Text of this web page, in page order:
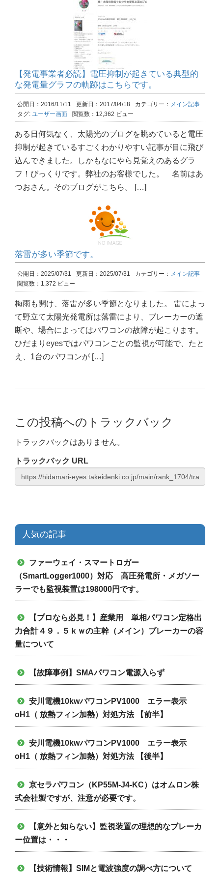
【発電事業者必読】電圧抑制が起きている典型的
な発電量グラフの軌跡はこちらです。
公開日：2016/11/11 更新日：2017/04/18 カテゴリー： メイン記事
タグ: ユーザー画面 閲覧数：12,362 ビュー
ある日何気なく、太陽光のブログを眺めていると電圧
抑制が起きているすごくわかりやすい記事が目に飛び
込んできました。しかもなにやら見覚えのあるグラ
フ！びっくりです。弊社のお客様でした。 名前はあ
つおさん。そのブログがこちら。 […]
落雷が多い季節です。
公開日：2025/07/31 更新日：2025/07/31 カテゴリー： メイン記事
閲覧数：1,372 ビュー
梅雨も開け、落雷が多い季節となりました。 雷によっ
て野立て太陽光発電所は落雷により、ブレーカーの遮
断や、場合によってはパワコンの故障が起こります。
ひだまりeyesではパワコンごとの監視が可能で、たと
え、1台のパワコンが […]
この投稿へのトラックバック
トラックバックはありません。
トラックバック URL
人気の記事
ファーウェイ・スマートロガー
（SmartLogger1000）対応 高圧発電所・メガソー
ラーでも監視装置は198000円です。
【プロなら必見！】産業用 単相パワコン定格出
力合計４９．５ｋｗの主幹（メイン）ブレーカーの容
量について
【故障事例】SMAパワコン電源入らず
安川電機10kwパワコンPV1000 エラー表示
oH1（ 放熱フィン加熱）対処方法 【前半】
安川電機10kwパワコンPV1000 エラー表示
oH1（ 放熱フィン加熱）対処方法 【後半】
京セラパワコン（KP55M-J4-KC）はオムロン株
式会社製ですが、注意が必要です。
【意外と知らない】監視装置の理想的なブレーカ
ー位置は・・・
【技術情報】SIMと電波強度の調べ方について